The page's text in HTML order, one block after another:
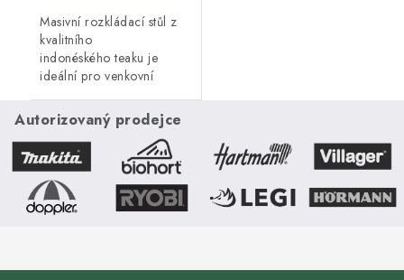
Masivní rozkládací stůl z
kvalitního
indonéského teaku je
ideální pro venkovní
velice odolné proti vnějším
vlivům, nepříznivé počasí,
déšť,...
Autorizovaný prodejce